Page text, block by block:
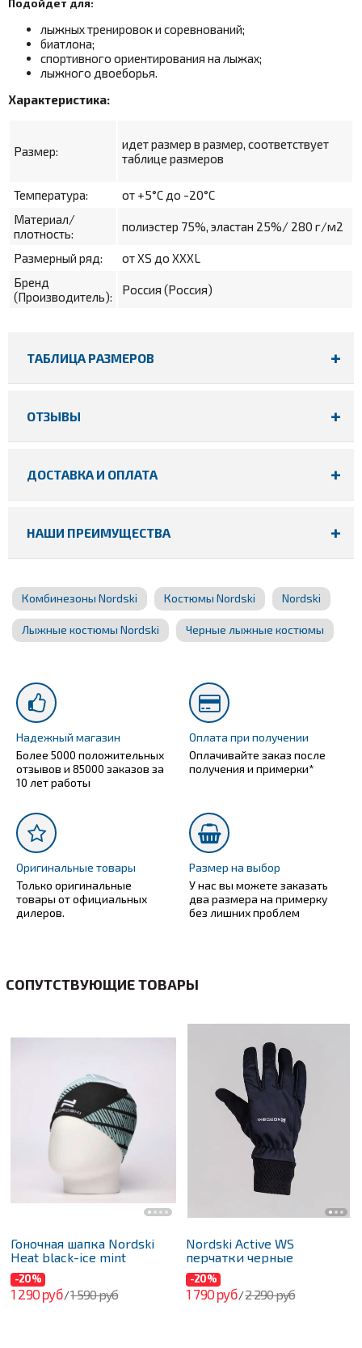
Подойдет для:
лыжных тренировок и соревнований;
биатлона;
спортивного ориентирования на лыжах;
лыжного двоеборья.
Характеристика:
Размер:
идет размер в размер, соответствует
таблице размеров
Температура:
от +5°С до -20°С
Материал/
плотность:
полиэстер 75%, эластан 25%/ 280 г/м2
Размерный ряд:
от XS до XXXL
Бренд
(Производитель):
Россия (Россия)
ТАБЛИЦА РАЗМЕРОВ
ОТЗЫВЫ
ДОСТАВКА И ОПЛАТА
НАШИ ПРЕИМУЩЕСТВА
Комбинезоны Nordski Костюмы Nordski Nordski
Лыжные костюмы Nordski Черные лыжные костюмы
Надежный магазин
Более 5000 положительных
отзывов и 85000 заказов за
10 лет работы
Оплата при получении
Оплачивайте заказ после
получения и примерки*
Оригинальные товары
Только оригинальные
товары от официальных
дилеров.
Размер на выбор
У нас вы можете заказать
два размера на примерку
без лишних проблем
СОПУТСТВУЮЩИЕ ТОВАРЫ
Гоночная шапка Nordski
Heat black-ice mint
-20%
1 290 руб/1 590 руб
Nordski Active WS
перчатки черные
-20%
1 790 руб/2 290 руб